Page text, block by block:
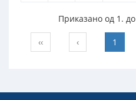
Приказано од 1.
‹‹ ‹ 1